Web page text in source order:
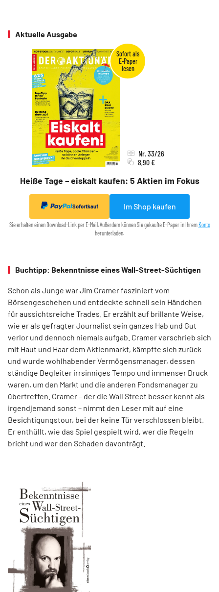
Aktuelle Ausgabe
Heiße Tage – eiskalt kaufen: 5 Aktien im Fokus
Nr. 33/26
8,90 €
Sofortkauf Im Shop kaufen
Sie erhalten einen Download-Link per E-Mail. Außerdem können Sie gekaufte E-Paper in Ihrem Konto
herunterladen.
Buchtipp: Bekenntnisse eines Wall-Street-Süchtigen
Schon als Junge war Jim Cramer fasziniert vom
Börsengeschehen und entdeckte schnell sein Händchen
für aussichtsreiche Trades. Er erzählt auf brillante Weise,
wie er als gefragter Journalist sein ganzes Hab und Gut
verlor und dennoch niemals aufgab. Cramer verschrieb sich
mit Haut und Haar dem Aktienmarkt, kämpfte sich zurück
und wurde wohlhabender Vermögensmanager, dessen
ständige Begleiter irrsinniges Tempo und immenser Druck
waren, um den Markt und die anderen Fondsmanager zu
übertreffen. Cramer – der die Wall Street besser kennt als
irgendjemand sonst – nimmt den Leser mit auf eine
Besichtigungstour, bei der keine Tür verschlossen bleibt.
Er enthüllt, wie das Spiel gespielt wird, wer die Regeln
bricht und wer den Schaden davonträgt.